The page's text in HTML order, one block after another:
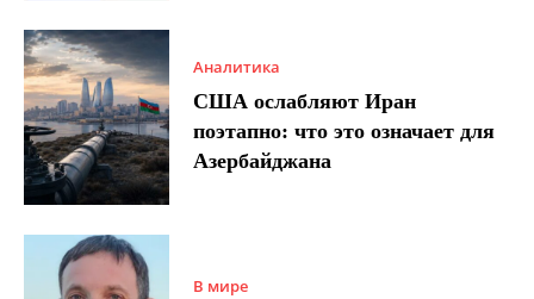
Аналитика
США ослабляют Иран
поэтапно: что это означает для
Азербайджана
В мире